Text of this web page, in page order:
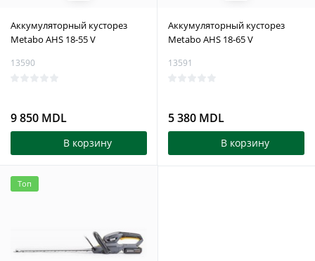
Аккумуляторный кусторез
Metabo AHS 18-55 V
13590
9 850 MDL
В корзину
Аккумуляторный кусторез
Metabo AHS 18-65 V
13591
5 380 MDL
В корзину
Топ